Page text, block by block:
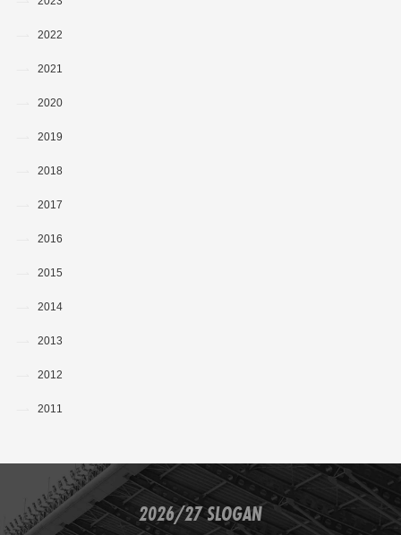
2022
2021
2020
2019
2018
2017
2016
2015
2014
2013
2012
2011
2026/27 SLOGAN